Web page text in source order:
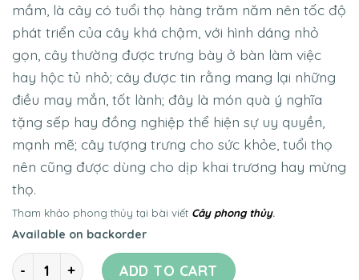
mầm, là cây có tuổi thọ hàng trăm năm nên tốc độ
phát triển của cây khá chậm, với hình dáng nhỏ
gọn, cây thường được trưng bày ở bàn làm việc
hay hộc tủ nhỏ; cây được tin rằng mang lại những
điều may mắn, tốt lành; đây là món quà ý nghĩa
tặng sếp hay đồng nghiệp thể hiện sự uy quyền,
mạnh mẽ; cây tượng trưng cho sức khỏe, tuổi thọ
nên cũng được dùng cho dịp khai trương hay mừng
thọ.
Tham khảo phong thủy tại bài viết Cây phong thủy.
Available on backorder
Quantity ADD TO CART